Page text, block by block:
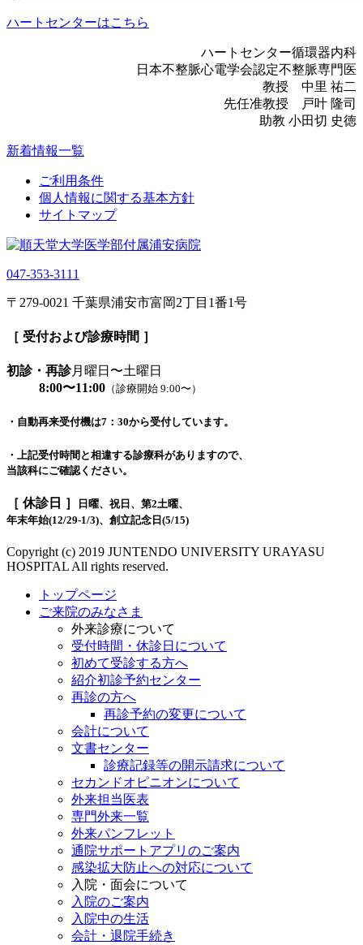
ハートセンターはこちら
ハートセンター循環器内科
日本不整脈心電学会認定不整脈専門医
教授 中里 祐二
先任准教授 戸叶 隆司
助教 小田切 史徳
新着情報一覧
ご利用条件
個人情報に関する基本方針
サイトマップ
047-353-3111
〒279-0021 千葉県浦安市富岡2丁目1番1号
［ 受付および診療時間 ］
初診・再診月曜日〜土曜日
8:00〜11:00 （診療開始 9:00〜）
・自動再来受付機は7：30から受付しています。
・上記受付時間と相違する診療科がありますので、
当該科にご確認ください。
［ 休診日 ］
日曜、祝日、第2土曜、
年末年始(12/29-1/3)、創立記念日(5/15)
Copyright (c) 2019 JUNTENDO UNIVERSITY URAYASU
HOSPITAL All rights reserved.
トップページ
ご来院のみなさま
外来診療について
受付時間・休診日について
初めて受診する方へ
紹介初診予約センター
再診の方へ
再診予約の変更について
会計について
文書センター
診療記録等の開示請求について
セカンドオピニオンについて
外来担当医表
専門外来一覧
外来パンフレット
通院サポートアプリのご案内
感染拡大防止への対応について
入院・面会について
入院のご案内
入院中の生活
会計・退院手続き